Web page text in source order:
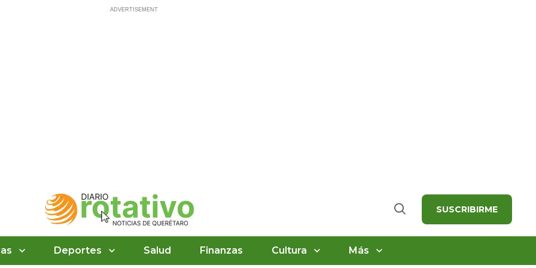
Buscar SUSCRIBIRME
Deportes Salud Finanzas Cultura Más